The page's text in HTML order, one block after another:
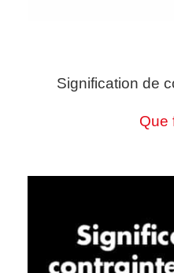
Signification de
Que